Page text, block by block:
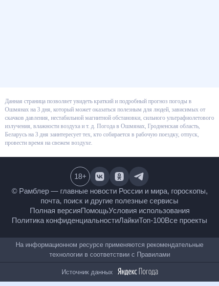
Данная страница позволяет увидеть краткий и подробный прогноз
погоды в Ошмянах на 3 дня, который может оказаться полезным для
людей, зависимых от скачков давления, нестабильной магнитной
обстановки, сильного ультрафиолетового излучения, влажности воздуха
и т. д. Погода в Ошмянах, Гродненская область, Беларусь на 3 дня
заинтересует тех, кто собирается в рабочую поездку, отпуск, провести
© Рамблер — главные новости России и мира,
гороскопы, почта, поиск и другие полезные сервисы
Полная версияПомощьУсловия использования
Все проекты
18+
На информационном ресурсе применяются
рекомендательные технологии в соответствии с